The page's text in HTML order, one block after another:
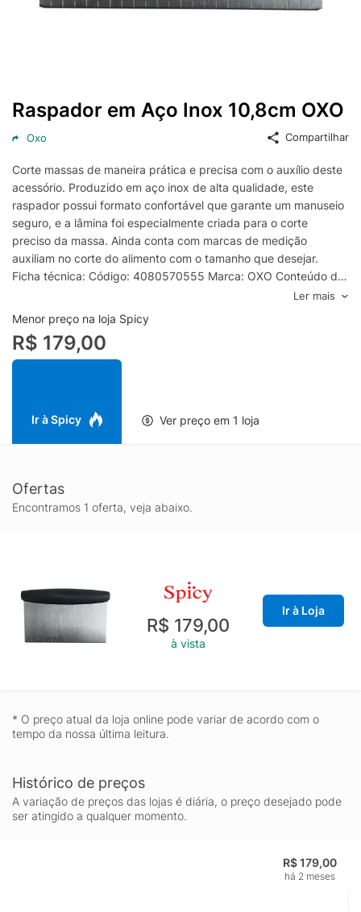
Raspador em Aço Inox 10,8cm OXO
Oxo Compartilhar
Corte massas de maneira prática e precisa com o auxílio deste
acessório. Produzido em aço inox de alta qualidade, este
raspador possui formato confortável que garante um manuseio
seguro, e a lâmina foi especialmente criada para o corte
preciso da massa. Ainda conta com marcas de medição
auxiliam no corte do alimento com o tamanho que desejar.
Ficha técnica: Código: 4080570555 Marca: OXO Conteúdo da
Embalagem: 1 Raspador Material: Aço inox Peso: 540g
Dimensões: 5,75cm x 2,5cm x 10,8cm (AxLxP) Garantia: 3
Meses - Contra defeito de fabricação
Ler mais
Menor preço na loja Spicy
R$ 179,00
Ir à Spicy Ver preço em 1 loja
Ofertas
Encontramos 1 oferta, veja abaixo.
R$ 179,00
à vista
Ir à Loja
* O preço atual da loja online pode variar de acordo com o
tempo da nossa última leitura.
Histórico de preços
A variação de preços das lojas é diária, o preço desejado pode
ser atingido a qualquer momento.
R$ 179,00
há 2 meses